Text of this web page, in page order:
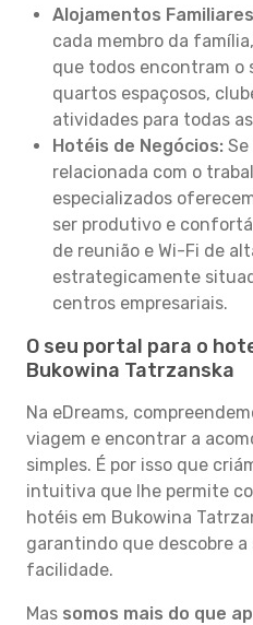
Alojamentos
cada membro da
que todos encontram o
quartos espaçosos,
atividades para todas
Hotéis de Negócios:
relacionada com o
especializados
ser produtivo e
de reunião e Wi-Fi de
estrategicamente
centros empresariais.
O seu portal para o
Bukowina Tatrzanska
Na eDreams,
viagem e encontrar a
simples. É por isso que
intuitiva que lhe permite
hotéis em Bukowina
garantindo que descobre
facilidade.
Mas somos mais do que